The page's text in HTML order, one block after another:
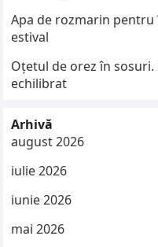
Apa de rozmarin
estival
Oțetul de orez în
echilibrat
Arhivă
august 2026
iulie 2026
iunie 2026
mai 2026